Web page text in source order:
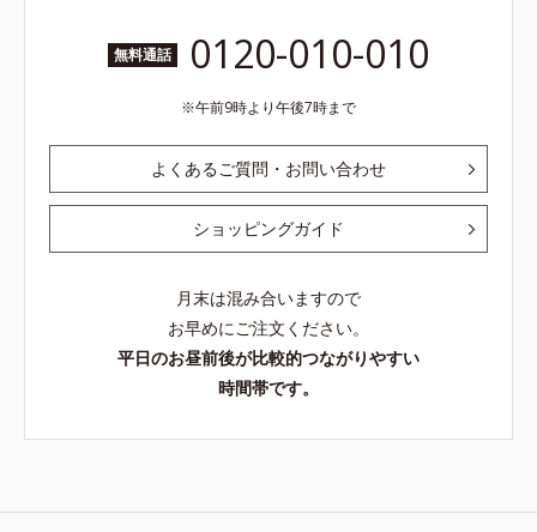
無料通話 0120-010-010
午前9時より午後7時まで
よくあるご質問・お問い合わせ
ショッピングガイド
月末は混み合いますので
お早めにご注文ください。
平日のお昼前後が比較的つながりやすい
時間帯です。